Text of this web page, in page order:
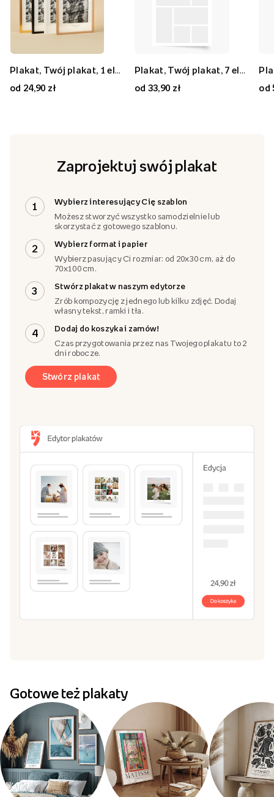
od 24,90 zł
od 33,90 zł
od
od 59,90 zł
od 89,90 zł
od 59,90 zł
od 33,90 zł
Zaprojektuj swój plakat
1
Wybierz interesujący Cię szablon
Możesz stworzyć wszystko samodzielnie lub
skorzystać z gotowego szablonu.
2
Wybierz format i papier
Wybierz pasujący Ci rozmiar: od 20x30 cm, aż do
70x100 cm.
3
Stwórz plakat w naszym edytorze
Zrób kompozycję z jednego lub kilku zdjęć. Dodaj
własny tekst, ramki i tła.
4
Dodaj do koszyka i zamów!
Czas przygotowania przez nas Twojego plakatu to 2
dni robocze.
Stwórz plakat
Gotowe też plakaty